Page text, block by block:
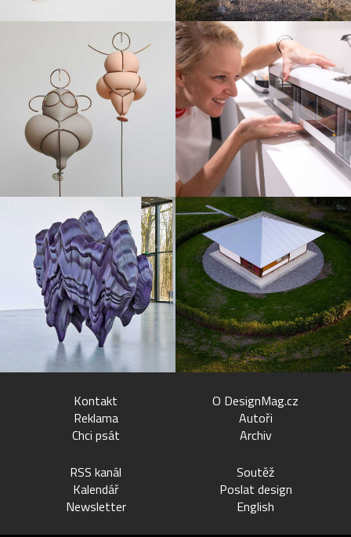
Kontakt
Reklama
Chci psát
O DesignMag.cz
Autoři
Archiv
RSS kanál
Kalendář
Newsletter
Soutěž
Poslat design
English